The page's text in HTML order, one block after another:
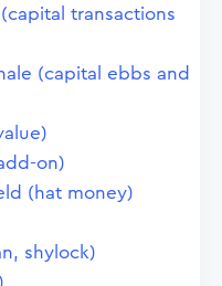
transactions
(capital ebbs and
on)
(hat money)
shylock)